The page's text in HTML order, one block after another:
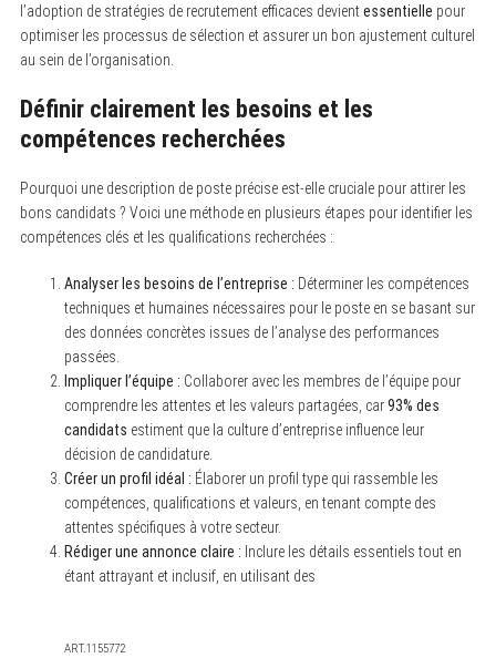
l’adoption de stratégies de recrutement efficaces devientessentielle pour
optimiser les processus de sélection et assurer un bon ajustement culturel
au sein de l’organisation.
Définir clairement les besoins et les
compétences recherchées
Pourquoi une description de poste précise est-elle cruciale pour attirer les
bons candidats ? Voici une méthode en plusieurs étapes pour identifier les
compétences clés et les qualifications recherchées :
Analyser les besoins de l’entreprise : Déterminer les compétences
techniques et humaines nécessaires pour le poste en se basant sur
des données concrètes issues de l’analyse des performances
passées.
Impliquer l’équipe : Collaborer avec les membres de l’équipe pour
comprendre les attentes et les valeurs partagées, car93% des
candidats estiment que la culture d’entreprise influence leur
décision de candidature.
Créer un profil idéal : Élaborer un profil type qui rassemble les
compétences, qualifications et valeurs, en tenant compte des
attentes spécifiques à votre secteur.
Rédiger une annonce claire : Inclure les détails essentiels tout en
étant attrayant et inclusif, en utilisant des
ART.1155772
S
a
r
c
f
o
: